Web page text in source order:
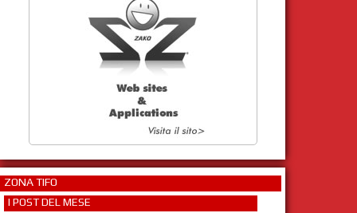
ZONA TIFO
I POST DEL MESE